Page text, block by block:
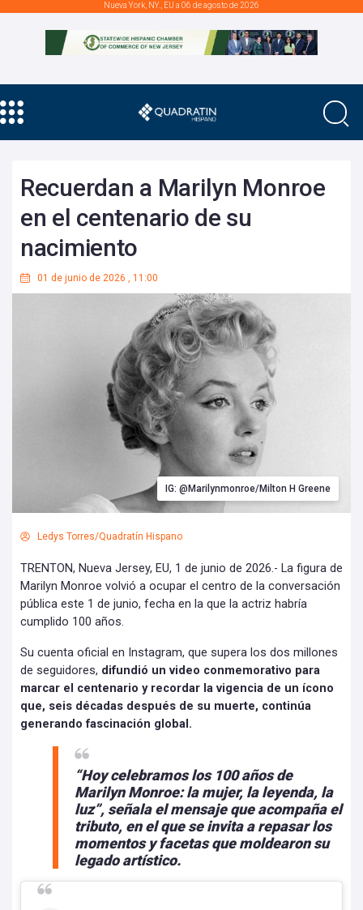
Nueva York, NY., EU a 06 de agosto de 2026
Recuerdan a Marilyn Monroe
en el centenario de su
nacimiento
01 de junio de 2026 , 11:00
IG: @Marilynmonroe/Milton H Greene
Ledys Torres/Quadratín Hispano
TRENTON, Nueva Jersey, EU, 1 de junio de 2026.- La figura de
Marilyn Monroe volvió a ocupar el centro de la conversación
pública este 1 de junio, fecha en la que la actriz habría
cumplido 100 años.
Su cuenta oficial en Instagram, que supera los dos millones
de seguidores, difundió un video conmemorativo para
marcar el centenario y recordar la vigencia de un ícono
que, seis décadas después de su muerte, continúa
generando fascinación global.
“Hoy celebramos los 100 años de
Marilyn Monroe: la mujer, la leyenda, la
luz”, señala el mensaje que acompaña el
tributo, en el que se invita a repasar los
momentos y facetas que moldearon su
legado artístico.